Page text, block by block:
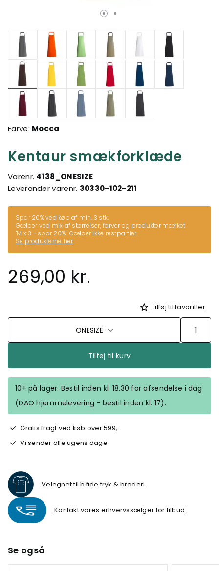
Kentaur smækforklæde
Varenr. 4138_ONESIZE
Leverandør varenr. 30330-102-211
Spar 20% ved køb af min. 3 stk.
Gælder ved mix af størrelser, farver og produkter mærket
"Mix 3 - spar 20%". Gælder ikke restpartier.
Se produkterne her.
269,00 kr.
valgte
Farve: Mocca
Tilføj til favoritter
ONESIZE
Tilføj til kurv
10+ på lager. Bestil inden kl. 18.30 for afsendelse i dag
(DAO hjemmelevering - bestil inden kl. 17).
Gratis fragt ved køb over 599,-
Vi sender alle ugens dage
Velegnet til både tryk & broderi
Kontakt vores erhvervssælger for tilbud
Se også